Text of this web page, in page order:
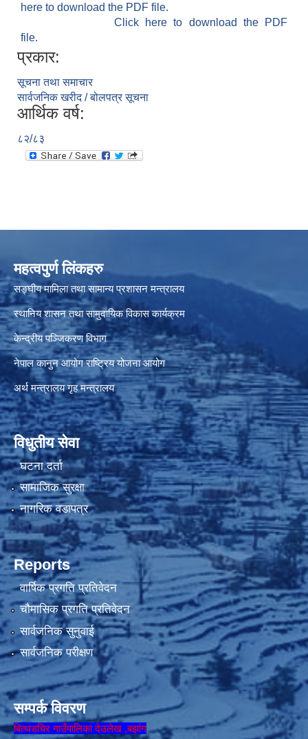
here to download the PDF file.
Click here to download the PDF
file.
प्रकार:
सूचना तथा समाचार
सार्वजनिक खरीद / बोलपत्र सूचना
आर्थिक वर्ष:
८२/८३
महत्वपुर्ण लिंकहरु
सङ्घीय मामिला तथा सामान्य प्रशासन मन्त्रालय
स्थानिय शासन तथा सामुदायिक विकास कार्यक्रम
केन्द्रीय पञ्जिकरण विभाग
नेपाल कानुन आयोग राष्ट्रिय योजना आयोग
अर्थ मन्त्रालय गृह मन्त्रालय
विधुतीय सेवा
घटना दर्ता
सामाजिक सुरक्षा
नागरिक वडापत्र
Reports
वार्षिक प्रगति प्रतिवेदन
चौमासिक प्रगति प्रतिवेदन
सार्वजनिक सुनुवाई
सार्वजनिक परीक्षण
सम्पर्क विवरण
बित्थडचिर गाउँपालिका देउलेख ,बझांग